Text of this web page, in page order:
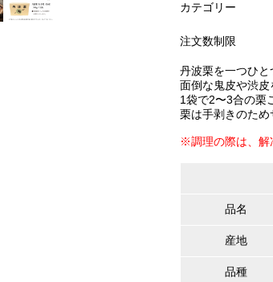
カテゴリー
注文数制限
丹波栗を一つひと
面倒な鬼皮や渋皮
1袋で2〜3合の栗
栗は手剥きのため
※調理の際は、解
品名
産地
品種